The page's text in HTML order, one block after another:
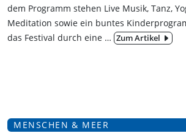
dem Programm stehen Live Musik, Tanz,
Meditation sowie ein buntes
das Festival durch eine … Zum Artikel
MENSCHEN & MEER